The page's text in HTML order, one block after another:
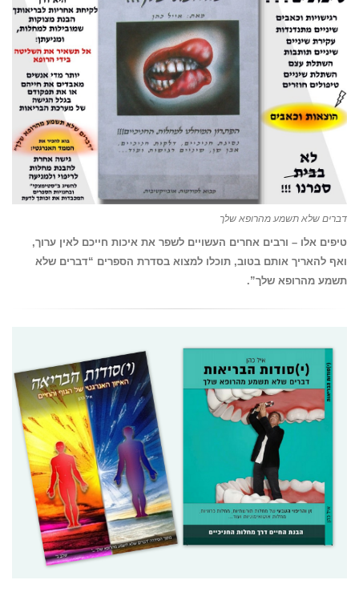
דברים שלא תשמע מהרופא שלך
טיפים אלו – ורבים אחרים העשויים לשפר את איכות חייכם לאין ערוך,
ואף להאריך אותם בטוב, תוכלו למצוא בסדרת הספרים “דברים שלא
תשמע מהרופא שלך”.